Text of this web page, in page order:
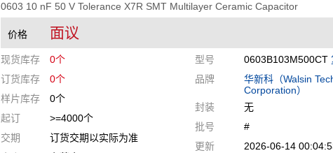
0603 10 nF 50 V Tolerance X7R SMT Multilayer Ceramic Capacitor
价格 面议
现货库存
0个
订货库存
0个
样片库存
0个
起订
>=4000个
交期
订货交期以实际为准
型号 0603B103M500CT
品牌
华新科（Walsin
Corporation）
封装
无
批号
#
更新
2026-06-14